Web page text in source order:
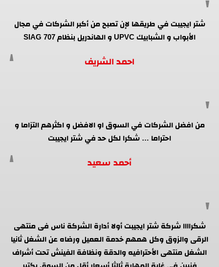
شتر ايجيبت في طريقها لإن تصبح من أكبر الشركات في مجال
الأبواب و الشبابيك UPVC و الهاندريل بنظام SIAG 707
احمد الشريف
من افضل الشركات في السوق او الافضل و اكثرهم التزاما و
احتراما … شكرا لكل حد في شتر ايجيبت
أحمد سعيد
شكراااا شركة شتر ايجيبت أولا أدارة الشركة ناس فى منتهى
الرقى والزوق وكل همهم خدمة العميل ورضاه عن الشغل ثانيا
الشغل منتهى الأحترافيه والدقة ونظافة الفينش تحت أشراف
فنيين فى غاية المهارة ثالثا أسعار أقل من السوق بكتير